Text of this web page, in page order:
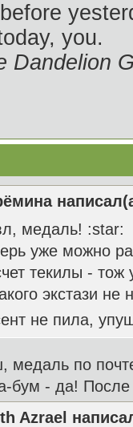
you.
Dandelion
медаль! :star:
уже можно
текилы -
экстази не
не пила,
медаль по
бум - да!
Azrael